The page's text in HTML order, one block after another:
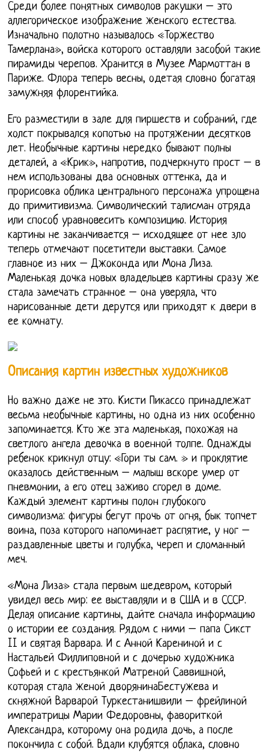
Среди более понятных символов ракушки – это
аллегорическое изображение женского естества.
Изначально полотно называлось «Торжество
Тамерлана», войска которого оставляли засобой такие
пирамиды черепов. Хранится в Музее Мармоттан в
Париже. Флора теперь весны, одетая словно богатая
замужняя флорентийка.
Его разместили в зале для пиршеств и собраний, где
холст покрывался копотью на протяжении десятков
лет. Необычные картины нередко бывают полны
деталей, а «Крик», напротив, подчеркнуто прост – в
нем использованы два основных оттенка, да и
прорисовка облика центрального персонажа упрощена
до примитивизма. Символический талисман отряда
или способ уравновесить композицию. История
картины не заканчивается – исходящее от нее зло
теперь отмечают посетители выставки. Самое
главное из них – Джоконда или Мона Лиза.
Маленькая дочка новых владельцев картины сразу же
стала замечать странное – она уверяла, что
нарисованные дети дерутся или приходят к двери в
ее комнату.
Описания картин известных художников
Но важно даже не это. Кисти Пикассо принадлежат
весьма необычные картины, но одна из них особенно
запоминается. Кто же эта маленькая, похожая на
светлого ангела девочка в военной толпе. Однажды
ребенок крикнул отцу: «Гори ты сам. » и проклятие
оказалось действенным – малыш вскоре умер от
пневмонии, а его отец заживо сгорел в доме.
Каждый элемент картины полон глубокого
символизма: фигуры бегут прочь от огня, бык топчет
воина, поза которого напоминает распятие, у ног –
раздавленные цветы и голубка, череп и сломанный
меч.
«Мона Лиза» стала первым шедевром, который
увидел весь мир: ее выставляли и в США и в СССР.
Делая описание картины, дайте сначала информацию
о истории ее создания. Рядом с ними – папа Сикст
II и святая Варвара. И с Анной Карениной и с
Настальей Филлиповной и с дочерью художника
Софьей и с крестьянкой Матреной Саввишной,
которая стала женой дворянинаБестужева и
скняжной Варварой Туркестанишвили – фрейлиной
императрицы Марии Федоровны, фавориткой
Александра, которому она родила дочь, а после
покончила с собой. Вдали клубятся облака, словно